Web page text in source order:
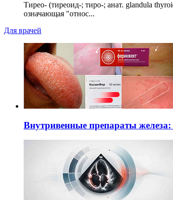
Тирео- (тиреоид-; тиро-; анат. glandula
означающая "относ...
Для врачей
Внутривенные препараты